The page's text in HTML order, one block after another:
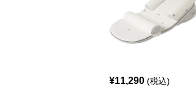
¥11,290 (税込)